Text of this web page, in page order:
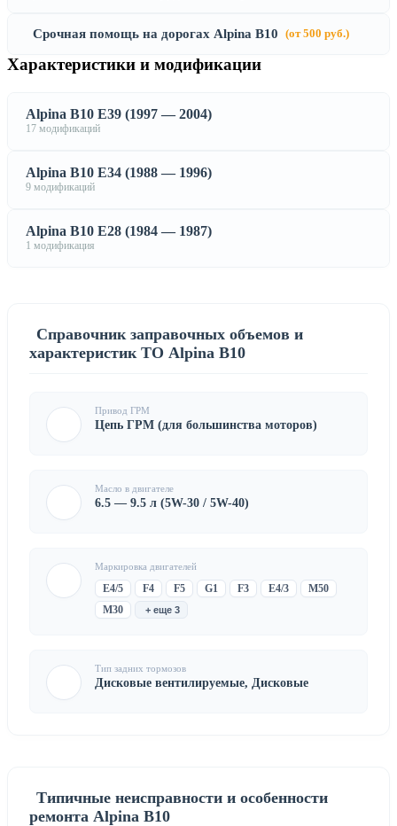
Срочная помощь на дорогах Alpina B10 (от 500 руб.)
Характеристики и модификации
Alpina B10 E39 (1997 — 2004)
17 модификаций
Alpina B10 E34 (1988 — 1996)
9 модификаций
Alpina B10 E28 (1984 — 1987)
1 модификация
Справочник заправочных объемов и
характеристик ТО Alpina B10
Привод ГРМ
Цепь ГРМ (для большинства моторов)
Масло в двигателе
6.5 — 9.5 л (5W-30 / 5W-40)
Маркировка двигателей
E4/5 F4 F5 G1 F3 E4/3
M50
M30
+ еще 3
Тип задних тормозов
Дисковые вентилируемые, Дисковые
Типичные неисправности и особенности
ремонта Alpina B10